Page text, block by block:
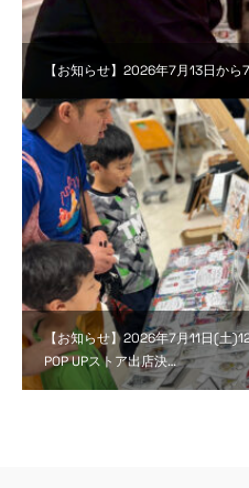
【お知らせ】2026年7月13日か
【お知らせ】2026年7月11日(土
POP UPストア出店決…